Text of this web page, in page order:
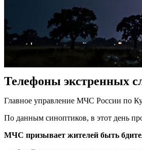
Телефоны экстренных
Главное управление МЧС России по
По данным синоптиков, в этот день
МЧС призывает жителей быть